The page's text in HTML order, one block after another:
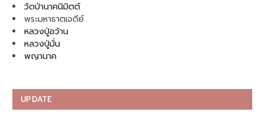
วัดป่านาคนิมิตต์
พระมหาธาตเจดีย์
หลวงปู่อว้าน
หลวงปู่มั่น
พญานาค
UPDATE